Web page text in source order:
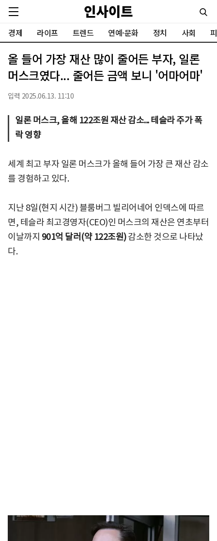
경제 라이프 트렌드 연예·문화 정치 사회
올 들어 가장 재산 많이 줄어든 부자, 일론
머스크였다... 줄어든 금액 보니 '어마어마'
입력 2025.06.13. 11:10
일론 머스크, 올해 122조원 재산 감소... 테슬라 주가 폭
락 영향
세계 최고 부자 일론 머스크가 올해 들어 가장 큰 재산 감소
를 경험하고 있다.
지난 8일(현지 시간) 블룸버그 빌리어네어 인덱스에 따르
면, 테슬라 최고경영자(CEO)인 머스크의 재산은 연초부터
이날까지 901억 달러(약 122조원)감소한 것으로 나타났
다.